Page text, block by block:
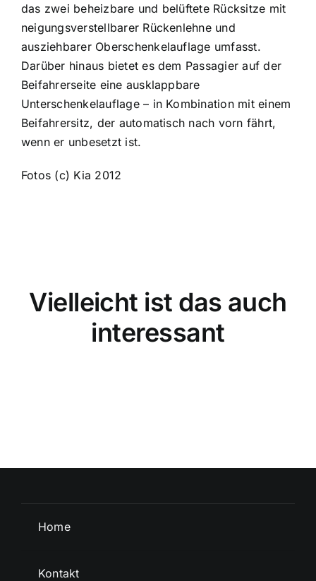
das zwei beheizbare und belüftete Rücksitze mit
neigungsverstellbarer Rückenlehne und
ausziehbarer Oberschenkelauflage umfasst.
Darüber hinaus bietet es dem Passagier auf der
Beifahrerseite eine ausklappbare
Unterschenkelauflage – in Kombination mit einem
Beifahrersitz, der automatisch nach vorn fährt,
wenn er unbesetzt ist.
Fotos (c) Kia 2012
Vielleicht ist das auch
interessant
Home
Kontakt